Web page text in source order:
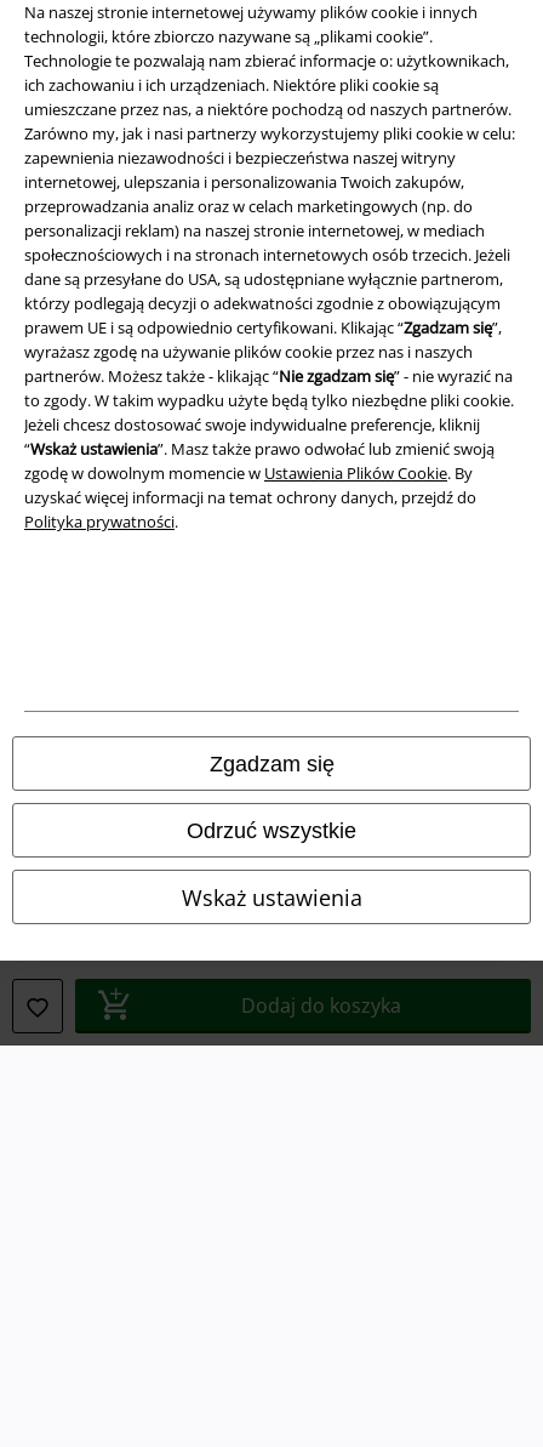
Na naszej stronie internetowej używamy plików cookie i innych
technologii, które zbiorczo nazywane są „plikami cookie”.
Technologie te pozwalają nam zbierać informacje o: użytkownikach,
ich zachowaniu i ich urządzeniach. Niektóre pliki cookie są
umieszczane przez nas, a niektóre pochodzą od naszych partnerów.
Zarówno my, jak i nasi partnerzy wykorzystujemy pliki cookie w celu:
zapewnienia niezawodności i bezpieczeństwa naszej witryny
internetowej, ulepszania i personalizowania Twoich zakupów,
przeprowadzania analiz oraz w celach marketingowych (np. do
personalizacji reklam) na naszej stronie internetowej, w mediach
społecznościowych i na stronach internetowych osób trzecich. Jeżeli
dane są przesyłane do USA, są udostępniane wyłącznie partnerom,
którzy podlegają decyzji o adekwatności zgodnie z obowiązującym
prawem UE i są odpowiednio certyfikowani. Klikając “Zgadzam się”,
wyrażasz zgodę na używanie plików cookie przez nas i naszych
partnerów. Możesz także - klikając “Nie zgadzam się” - nie wyrazić na
to zgody. W takim wypadku użyte będą tylko niezbędne pliki cookie.
Jeżeli chcesz dostosować swoje indywidualne preferencje, kliknij
“Wskaż ustawienia”. Masz także prawo odwołać lub zmienić swoją
zgodę w dowolnym momencie w Ustawienia Plików Cookie. By
uzyskać więcej informacji na temat ochrony danych, przejdź do
Polityka prywatności.
Zgadzam się
Odrzuć wszystkie
Wskaż ustawienia
Dodaj do koszyka
Aplikację EMP
Ściągnij nową aplikację EMP - ZA DARMO - i korzystaj z nowych
funkcji!
A Warner Music Group Company
Dane firmy
Unieszkodliwianie odpadów i ochrona środowiska
Informacje dotyczące dostępności